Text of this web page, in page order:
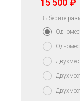
15 500 ₽
Выберите